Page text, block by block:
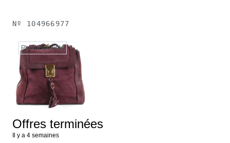
Nº 104966977
Plus disponible
Offres terminées
Il y a 4 semaines